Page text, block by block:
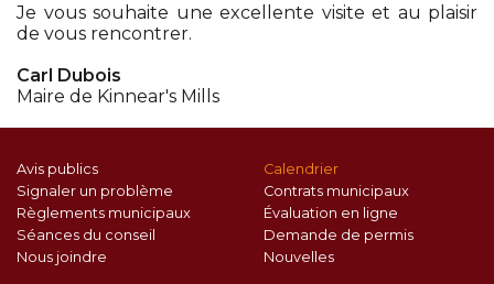
Je vous souhaite une excellente visite et au plaisir
de vous rencontrer.
Carl Dubois
Maire de Kinnear's Mills
Avis publics
Signaler un problème
Règlements municipaux
Séances du conseil
Nous joindre
Calendrier
Contrats municipaux
Évaluation en ligne
Demande de permis
Nouvelles